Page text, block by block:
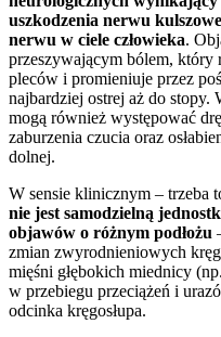
uszkodzenia nerwu
nerwu w ciele człowieka.
przeszywającym bólem, który
pleców i promieniuje przez
najbardziej ostrej aż do stopy.
mogą również występować
zaburzenia czucia oraz
dolnej.
W sensie klinicznym – trzeba
nie jest samodzielną
objawów o różnym podłożu
zmian zwyrodnieniowych
mięśni głębokich miednicy
w przebiegu przeciążeń i
odcinka kręgosłupa.